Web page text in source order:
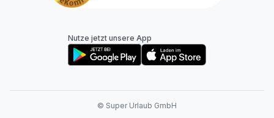
Nutze jetzt unsere App
© Super Urlaub GmbH